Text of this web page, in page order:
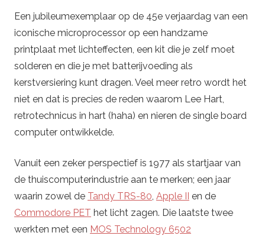
Een jubileumexemplaar op de 45e verjaardag van een
iconische microprocessor op een handzame
printplaat met lichteffecten, een kit die je zelf moet
solderen en die je met batterijvoeding als
kerstversiering kunt dragen. Veel meer retro wordt het
niet en dat is precies de reden waarom Lee Hart,
retrotechnicus in hart (haha) en nieren de single board
computer ontwikkelde.
Vanuit een zeker perspectief is 1977 als startjaar van
de thuiscomputerindustrie aan te merken; een jaar
waarin zowel de Tandy TRS-80, Apple II en de
Commodore PET het licht zagen. Die laatste twee
werkten met een MOS Technology 6502